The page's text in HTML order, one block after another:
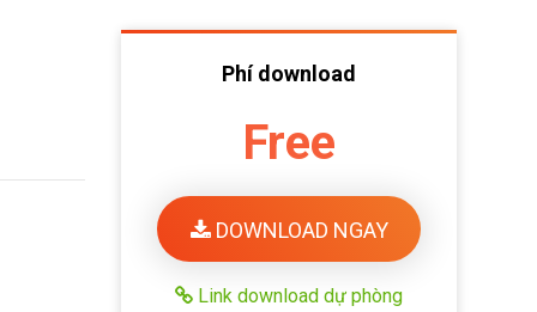
Phí download
Free
DOWNLOAD NGAY
Link download dự phòng